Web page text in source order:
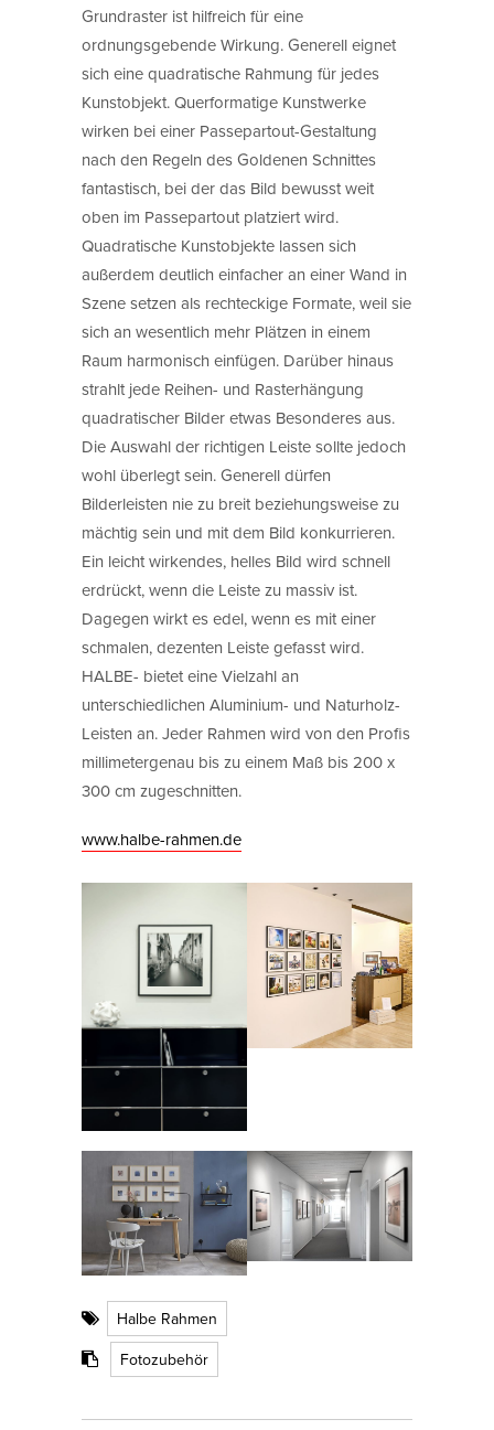
Grundraster ist hilfreich für eine
ordnungsgebende Wirkung. Generell eignet
sich eine quadratische Rahmung für jedes
Kunstobjekt. Querformatige Kunstwerke
wirken bei einer Passepartout-Gestaltung
nach den Regeln des Goldenen Schnittes
fantastisch, bei der das Bild bewusst weit
oben im Passepartout platziert wird.
Quadratische Kunstobjekte lassen sich
außerdem deutlich einfacher an einer Wand in
Szene setzen als rechteckige Formate, weil sie
sich an wesentlich mehr Plätzen in einem
Raum harmonisch einfügen. Darüber hinaus
strahlt jede Reihen- und Rasterhängung
quadratischer Bilder etwas Besonderes aus.
Die Auswahl der richtigen Leiste sollte jedoch
wohl überlegt sein. Generell dürfen
Bilderleisten nie zu breit beziehungsweise zu
mächtig sein und mit dem Bild konkurrieren.
Ein leicht wirkendes, helles Bild wird schnell
erdrückt, wenn die Leiste zu massiv ist.
Dagegen wirkt es edel, wenn es mit einer
schmalen, dezenten Leiste gefasst wird.
HALBE- bietet eine Vielzahl an
unterschiedlichen Aluminium- und Naturholz-
Leisten an. Jeder Rahmen wird von den Profis
millimetergenau bis zu einem Maß bis 200 x
300 cm zugeschnitten.
www.halbe-rahmen.de
Halbe Rahmen
Fotozubehör